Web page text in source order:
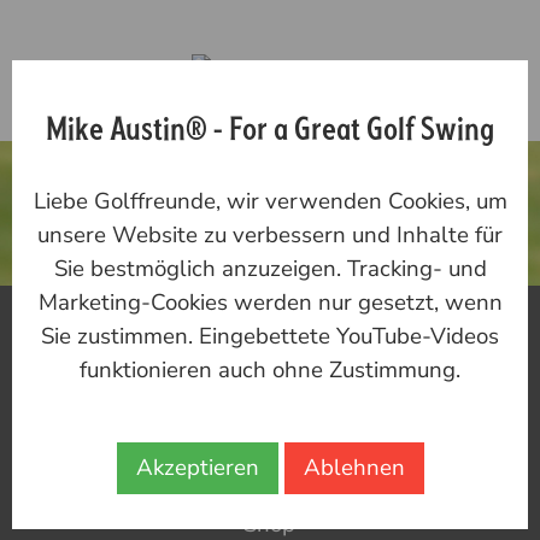
DAS SCHÖNSTE
GOLF ERLEBEN
Mike Austin
Heiko Falke
Reisen
Shop
Mike Austin® - For a Great Golf Swing
Liebe Golffreunde, wir verwenden Cookies, um
unsere Website zu verbessern und Inhalte für
Sie bestmöglich anzuzeigen. Tracking- und
Marketing-Cookies werden nur gesetzt, wenn
Sie zustimmen. Eingebettete YouTube-Videos
funktionieren auch ohne Zustimmung.
Akzeptieren Ablehnen